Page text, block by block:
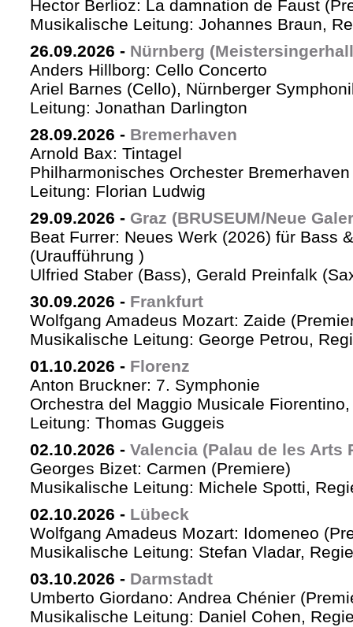
Hector Berlioz: La damnation de Faust
Musikalische Leitung: Johannes Braun,
26.09.2026 - Nürnberg
Anders Hillborg: Cello Concerto
Ariel Barnes (Cello), Nürnberger
Leitung: Jonathan Darlington
28.09.2026 - Bremerhaven
Arnold Bax: Tintagel
Philharmonisches Orchester
Leitung: Florian Ludwig
29.09.2026 - Graz (BRUSEUM/Neue
Beat Furrer: Neues Werk (2026) für Bass
(Uraufführung )
Ulfried Staber (Bass), Gerald Preinfalk
30.09.2026 - Frankfurt
Wolfgang Amadeus Mozart: Zaide
Musikalische Leitung: George Petrou,
01.10.2026 - Florenz
Anton Bruckner: 7. Symphonie
Orchestra del Maggio Musicale
Leitung: Thomas Guggeis
02.10.2026 - Valencia (Palau de les Arts
Georges Bizet: Carmen (Premiere)
Musikalische Leitung: Michele Spotti,
02.10.2026 - Lübeck
Wolfgang Amadeus Mozart: Idomeneo
Musikalische Leitung: Stefan Vladar,
03.10.2026 - Darmstadt
Umberto Giordano: Andrea Chénier
Musikalische Leitung: Daniel Cohen,